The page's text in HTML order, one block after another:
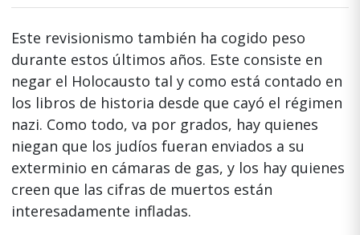
Este revisionismo también ha cogido peso
durante estos últimos años. Este consiste en
negar el Holocausto tal y como está contado en
los libros de historia desde que cayó el régimen
nazi. Como todo, va por grados, hay quienes
niegan que los judíos fueran enviados a su
exterminio en cámaras de gas, y los hay quienes
creen que las cifras de muertos están
interesadamente infladas.